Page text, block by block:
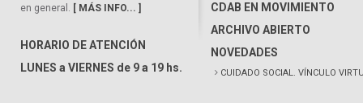
en general. [ MÁS INFO... ]
HORARIO DE ATENCIÓN
LUNES a VIERNES de 9 a 19 hs.
CDAB EN MOVIMIENTO
ARCHIVO ABIERTO
NOVEDADES
CUIDADO SOCIAL. VÍNCULO